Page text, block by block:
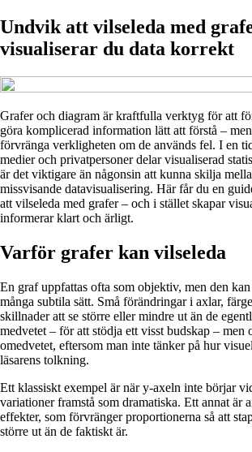
Undvik att vilseleda med
visualiserar du data korrekt
Grafer och diagram är kraftfulla verktyg för att
göra komplicerad information lätt att förstå –
förvränga verkligheten om de används fel. I en
medier och privatpersoner delar visualiserad
är det viktigare än någonsin att kunna skilja
missvisande datavisualisering. Här får du en
att vilseleda med grafer – och i stället skapar
informerar klart och ärligt.
Varför grafer kan vilseleda
En graf uppfattas ofta som objektiv, men den
många subtila sätt. Små förändringar i axlar,
skillnader att se större eller mindre ut än de
medvetet – för att stödja ett visst budskap – men
omedvetet, eftersom man inte tänker på hur
läsarens tolkning.
Ett klassiskt exempel är när y-axeln inte börjar
variationer framstå som dramatiska. Ett annat är
effekter, som förvränger proportionerna så att
större ut än de faktiskt är.